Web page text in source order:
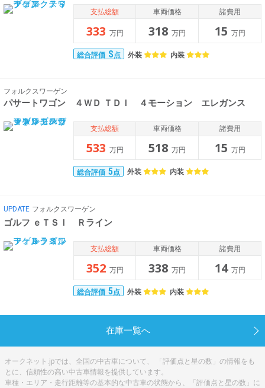
支払総額
333 万円
車両価格
318 万円
諸費用
15 万円
総合評価 S点 外装 内装
フォルクスワーゲン
パサートワゴン ４ＷＤ ＴＤＩ ４モーション エレガンス
支払総額
533 万円
車両価格
518 万円
諸費用
15 万円
総合評価 5点 外装 内装
UPDATE フォルクスワーゲン
ゴルフ ｅＴＳＩ Ｒライン
支払総額
352 万円
車両価格
338 万円
諸費用
14 万円
総合評価 5点 外装 内装
在庫一覧へ
オークネット.jpでは、全国の中古車について、 「評価点と星の数」の情報をも
とに、信頼性の高い中古車情報を提供しています。
車種・エリア・走行距離等の基本的な中古車の状態から、「評価点と星の数」に